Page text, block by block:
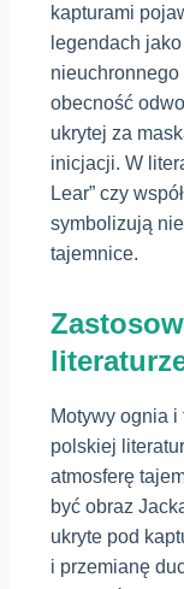
kapturami
legendach
nieuchronnego
obecność
ukrytej za
inicjacji. W
Lear” czy
symbolizują
tajemnice.
Motywy ognia
polskiej
atmosferę
być obraz
ukryte pod
i przemianę